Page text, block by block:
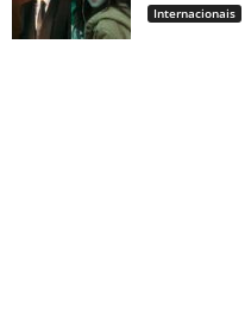
Internacionais